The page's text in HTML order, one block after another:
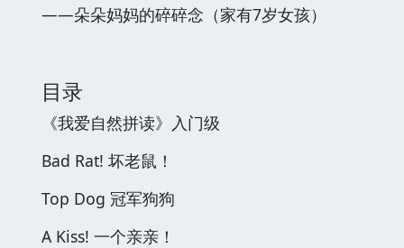
——朵朵妈妈的碎碎念（家有7岁女孩）
目录
《我爱自然拼读》入门级
Bad Rat! 坏老鼠！
Top Dog 冠军狗狗
A Kiss! 一个亲亲！